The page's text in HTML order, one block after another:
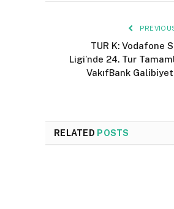
TUR K: Vodafone
Ligi’nde 24. Tur
VakıfBank
RELATED POSTS